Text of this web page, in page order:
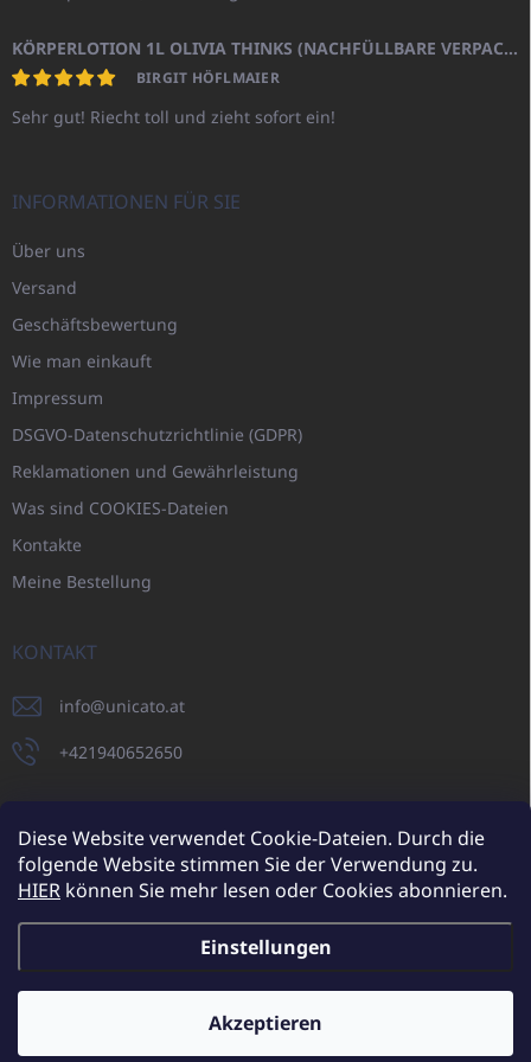
Diese Website verwendet Cookie-Dateien. Durch die
folgende Website stimmen Sie der Verwendung zu.
HIER können Sie mehr lesen oder Cookies abonnieren.
Einstellungen
Akzeptieren
KÖRPERLOTION 1L OLIVIA THINKS (NACHFÜLLBARE VERPACKUNG)
BIRGIT HÖFLMAIER
Sehr gut! Riecht toll und zieht sofort ein!
INFORMATIONEN FÜR SIE
Über uns
Versand
Geschäftsbewertung
Wie man einkauft
Impressum
DSGVO-Datenschutzrichtlinie (GDPR)
Reklamationen und Gewährleistung
Was sind COOKIES-Dateien
Kontakte
Meine Bestellung
KONTAKT
info@unicato.at
+421940652650
UNICATO.sk UNICATOshop.cz UNICATO.at UNICATO.hu
UNICATOshop.pl
UNICATOshop.de
Copyright 2026UNICATO.at. Alle Rechte vorbehalten.Cookie-
Einstellungen ändern
Zusätzliche Rabatte für Großhandelskunden (bei einer